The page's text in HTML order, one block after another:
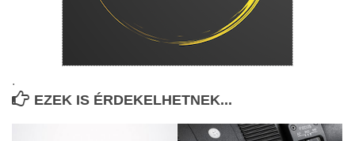
.
EZEK IS ÉRDEKELHETNEK...